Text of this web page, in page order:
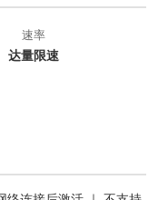
速率
达量限速